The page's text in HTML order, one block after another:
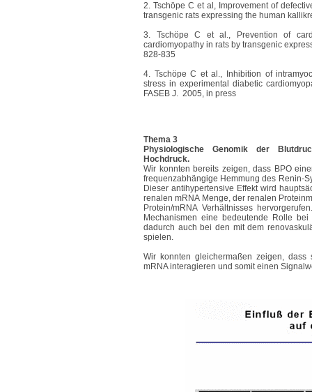
2. Tschöpe C et al, Improvement of
transgenic rats expressing the human
3. Tschöpe C et al., Prevention of
cardiomyopathy in rats by transgenic
828-835
4. Tschöpe C et al., Inhibition of
stress in experimental diabetic
FASEB J. 2005, in press
Thema 3
Physiologische Genomik der
Hochdruck.
Wir konnten bereits zeigen, dass BPO
frequenzabhängige Hemmung des Renin-
Dieser antihypertensive Effekt wird
renalen mRNA Menge, der renalen
Protein/mRNA Verhältnisses
Mechanismen eine bedeutende Rolle
dadurch auch bei den mit dem
spielen.
Wir konnten gleichermaßen zeigen,
mRNA interagieren und somit einen